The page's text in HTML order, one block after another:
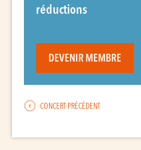
réductions
DEVENIR MEMBRE
CONCERT PRÉCÉDENT